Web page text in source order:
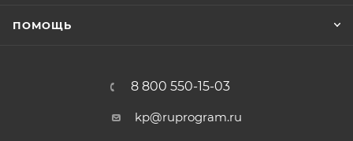
ПОМОЩЬ
8 800 550-15-03
kp@ruprogram.ru